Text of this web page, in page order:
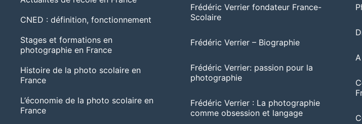
CNED : définition, fonctionnement
Stages et formations en
photographie en France
Histoire de la photo scolaire en
France
L’économie de la photo scolaire en
France
Frédéric Verrier fondateur France-
Scolaire
Frédéric Verrier – Biographie
Frédéric Verrier: passion pour la
photographie
Frédéric Verrier : La photographie
comme obsession et langage